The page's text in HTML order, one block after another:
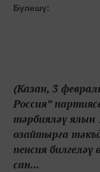
Бүлешү:
(Казан, 3
Россия”
тәрбияләү ялын
озайтырга
пенсия
сан...